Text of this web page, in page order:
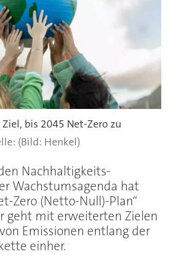
bis 2045 Net-Zero zu
(Bild: Henkel)
Nachhaltigkeits-
Wachstumsagenda hat
Zero (Netto-Null)-Plan“
geht mit erweiterten Zielen
Emissionen entlang der
einher.